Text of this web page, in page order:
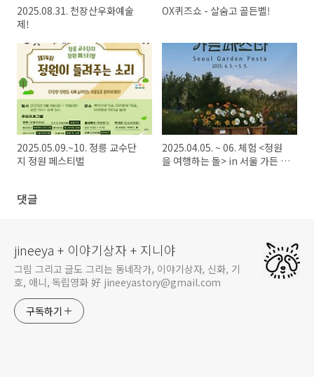
2025.08.31. 천장산우화예술
제!
OX퀴즈쇼 - 살숨고 골든벨!
2025.05.09.~10. 정릉 교수단
지 정원 페스티벌
2025.04.05. ~ 06. 체험 <정원
을 여행하는 돌> in 서울 가든 페
댓글
jineeya + 이야기상자 + 지니야
그림 그리고 글도 그리는 동네작가, 이야기상자, 신화, 기
호, 애니, 독립영화 好 jineeyastory@gmail.com
구독하기